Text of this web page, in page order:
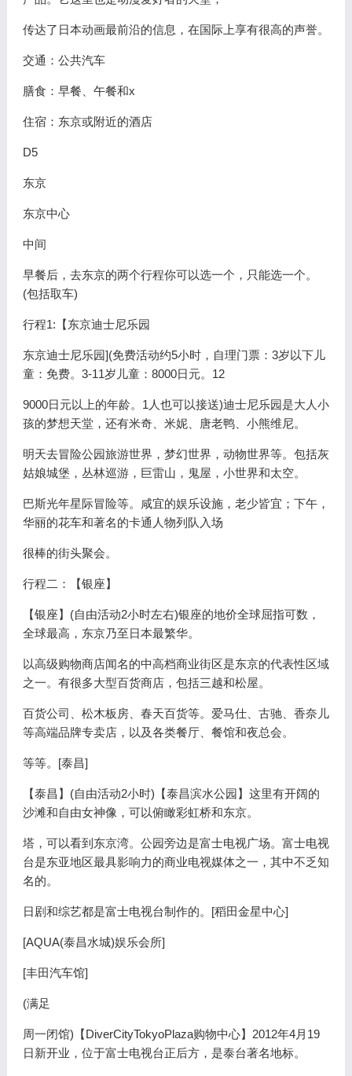
传达了日本动画最前沿的信息，在国际上享有很高的声誉。
交通：公共汽车
膳食：早餐、午餐和x
住宿：东京或附近的酒店
D5
东京
东京中心
中间
早餐后，去东京的两个行程你可以选一个，只能选一个。
(包括取车)
行程1:【东京迪士尼乐园
东京迪士尼乐园](免费活动约5小时，自理门票：3岁以下儿
童：免费。3-11岁儿童：8000日元。12
9000日元以上的年龄。1人也可以接送)迪士尼乐园是大人小
孩的梦想天堂，还有米奇、米妮、唐老鸭、小熊维尼。
明天去冒险公园旅游世界，梦幻世界，动物世界等。包括灰
姑娘城堡，丛林巡游，巨雷山，鬼屋，小世界和太空。
巴斯光年星际冒险等。咸宜的娱乐设施，老少皆宜；下午，
华丽的花车和著名的卡通人物列队入场
很棒的街头聚会。
行程二：【银座】
【银座】(自由活动2小时左右)银座的地价全球屈指可数，
全球最高，东京乃至日本最繁华。
以高级购物商店闻名的中高档商业街区是东京的代表性区域
之一。有很多大型百货商店，包括三越和松屋。
百货公司、松木板房、春天百货等。爱马仕、古驰、香奈儿
等高端品牌专卖店，以及各类餐厅、餐馆和夜总会。
等等。[泰昌]
【泰昌】(自由活动2小时)【泰昌滨水公园】这里有开阔的
沙滩和自由女神像，可以俯瞰彩虹桥和东京。
塔，可以看到东京湾。公园旁边是富士电视广场。富士电视
台是东亚地区最具影响力的商业电视媒体之一，其中不乏知
名的。
日剧和综艺都是富士电视台制作的。[稻田金星中心]
[AQUA(泰昌水城)娱乐会所]
[丰田汽车馆]
(满足
周一闭馆)【DiverCityTokyoPlaza购物中心】2012年4月19
日新开业，位于富士电视台正后方，是泰台著名地标。